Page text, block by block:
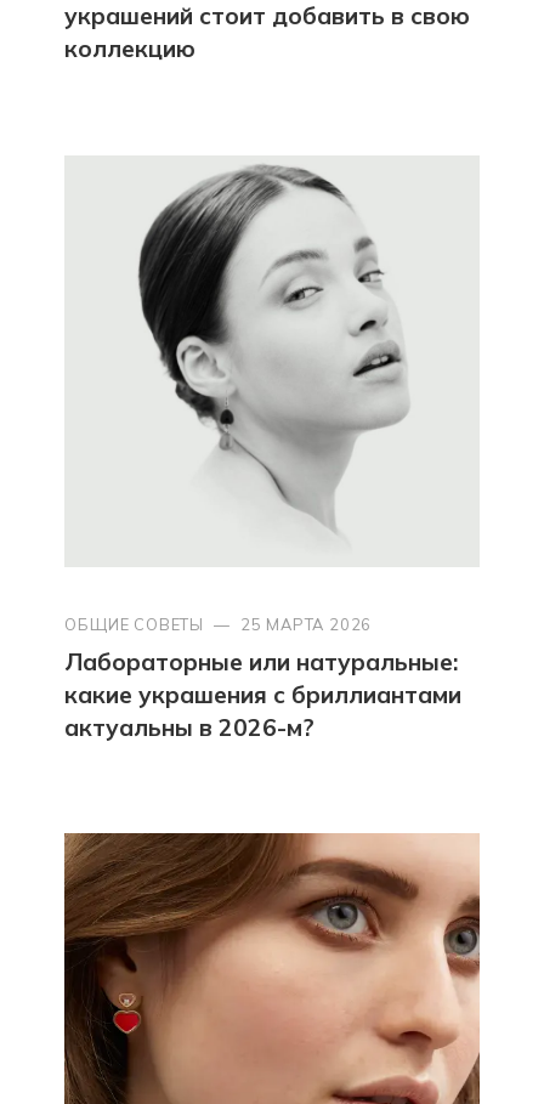
украшений стоит добавить в свою
коллекцию
ОБЩИЕ СОВЕТЫ — 25 МАРТА 2026
Лабораторные или натуральные:
какие украшения с бриллиантами
актуальны в 2026-м?